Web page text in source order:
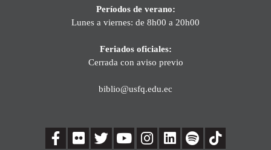
Períodos de verano:
Lunes a viernes: de 8h00 a 20h00
Feriados oficiales:
Cerrada con aviso previo
biblio@usfq.edu.ec